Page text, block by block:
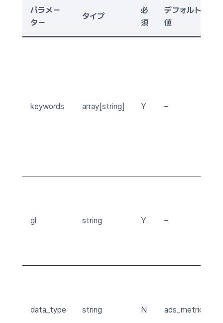
パラメー
ター
タイプ
必
須
デフォルト
値
keywords array[string] Y –
gl string Y –
data_type string N ads_metrics